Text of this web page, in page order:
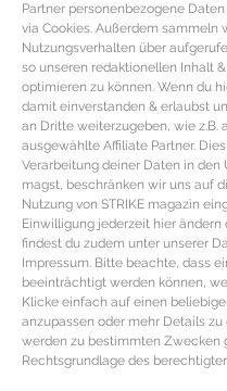
Partner personenbezogene
via Cookies. Außerdem
Nutzungsverhalten über
so unseren redaktionellen Inhalt
optimieren zu können. Wenn du
damit einverstanden & erlaubst
an Dritte weiterzugeben, wie z.B.
ausgewählte Affiliate Partner.
Verarbeitung deiner Daten in den
magst, beschränken wir uns auf
Nutzung von STRIKE magazin
Einwilligung jederzeit hier
findest du zudem unter unserer
Impressum. Bitte beachte, dass
beeinträchtigt werden können,
Klicke einfach auf einen
anzupassen oder mehr Details
werden zu bestimmten Zwecken
Rechtsgrundlage des
CITYGUIDE ROM
Touren,
für Rom